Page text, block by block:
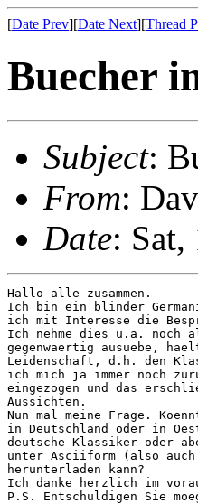
[Date Prev][Date Next][Thread
Buecher
Subject:
From:
Date:
Hallo alle zusammen.
Ich bin ein blinder
ich mit Interesse die
Ich nehme dies u.a. noch
gegenwaertig ausuebe,
Leidenschaft, d.h. den
ich mich ja immer noch
eingezogen und das
Aussichten.
Nun mal meine Frage.
in Deutschland oder in
deutsche Klassiker oder
unter Asciiform (also
herunterladen kann?
Ich danke herzlich im
P.S. Entschuldigen Sie